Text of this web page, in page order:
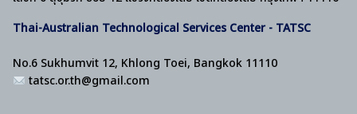
Thai-Australian Technological Services Center - TATSC
No.6 Sukhumvit 12, Khlong Toei, Bangkok 11110
tatsc.or.th@gmail.com